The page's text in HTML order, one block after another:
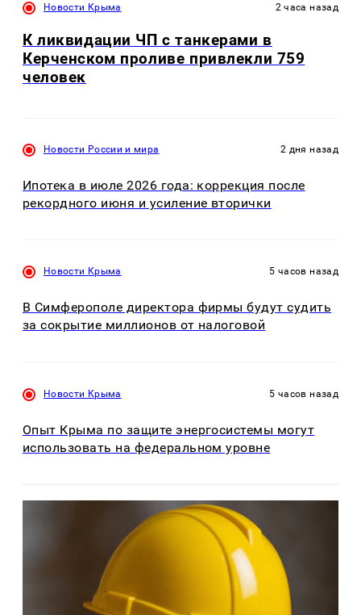
Новости Крыма 2 часа назад
К ликвидации ЧП с танкерами в
Керченском проливе привлекли 759
человек
Новости России и мира 2 дня назад
Ипотека в июле 2026 года: коррекция после
рекордного июня и усиление вторички
Новости Крыма 5 часов назад
В Симферополе директора фирмы будут судить
за сокрытие миллионов от налоговой
Новости Крыма 5 часов назад
Опыт Крыма по защите энергосистемы могут
использовать на федеральном уровне